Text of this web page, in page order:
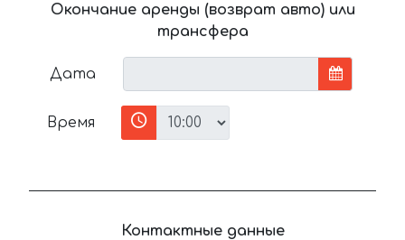
Окончание аренды (возврат авто) или
трансфера
Дата
Время
Контактные данные